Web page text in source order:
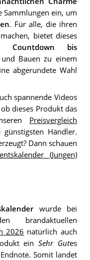
Sammlungen ein, um
. Für alle, die ihren
bietet dieses
Countdown bis
Bauen zu einem
abgerundete Wahl
spannende Videos
dieses Produkt das
Preisvergleich
Händler.
Dann schauen
(Jungen)
wurde bei
brandaktuellen
2026 natürlich auch
einSehr Gutes
Somit landet